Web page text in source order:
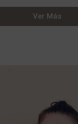
Ver Más